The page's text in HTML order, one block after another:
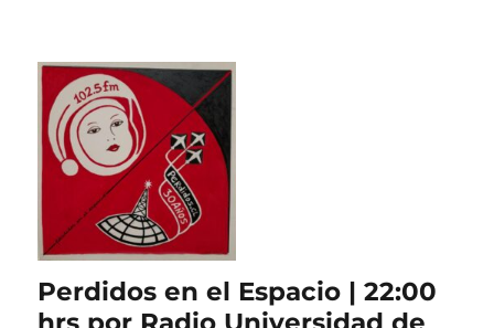
Perdidos en el Espacio | 22:00